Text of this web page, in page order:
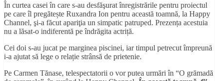
În curtea casei în care s-au desfăşurat înregistrările pentru proiectul
pe care îl pregătește Ruxandra Ion pentru această toamnă, la Happy
Channel, şi-a făcut apariţia un simpatic patruped. Prezența acestuia
nu a lăsat-o indiferentă pe îndrăgita actriță.
Cei doi s-au jucat pe marginea piscinei, iar timpul petrecut împreună
i-a ajutat să lege o relație strânsă de prietenie.
Pe Carmen Tănase, telespectatorii o vor putea urmări în “O grămadă